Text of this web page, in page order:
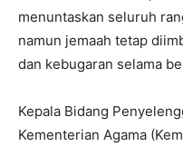
menuntaskan seluruh
namun jemaah tetap
dan kebugaran selama
Kepala Bidang
Kementerian Agama